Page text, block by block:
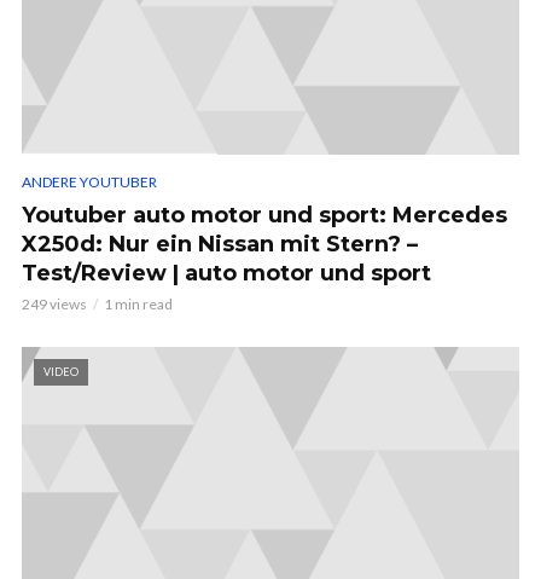
ANDERE YOUTUBER
Youtuber auto motor und sport: Mercedes
X250d: Nur ein Nissan mit Stern? –
Test/Review | auto motor und sport
249 views 1 min read
VIDEO